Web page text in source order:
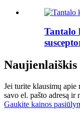
Tantalo
Naujienlaiškis
Jei turite klausimų apie
savo el. pašto adresą ir
Gaukite kainos